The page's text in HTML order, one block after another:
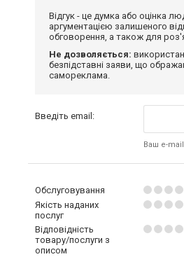
Відгук - це думка або оцінка
аргументацією залишеного
обговорення, а також для
Не дозволяється:
безпідставні заяви, що
самореклама.
Введіть email:
Ваш e-
Обслуговування
Якість наданих
послуг
Відповідність
товару/послуги з
описом